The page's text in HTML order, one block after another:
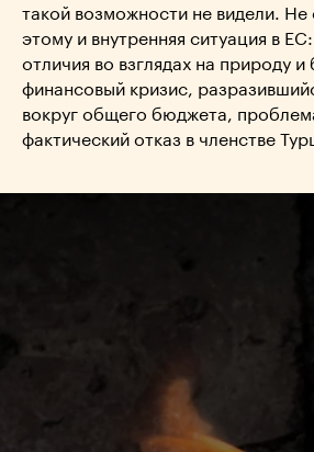
такой возможности не видели. Не
этому и внутренняя ситуация в
отличия во взглядах на природу
финансовый кризис,
вокруг общего бюджета,
фактический отказ в членстве